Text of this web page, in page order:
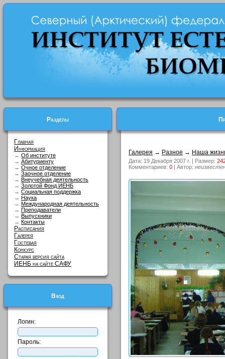
Разделы
Главная
Информация
→ Об институте
→ Абитуриенту
→ Очное отделение
→ Заочное отделение
→ Внеучебная деятельность
→ Золотой Фонд ИЕНБ
→ Социальная поддержка
→ Наука
→ Международная деятельность
→ Преподаватели
→ Выпускники
→ Контакты
Расписания
Галерея
Гостевая
Конкурс
Старая версия сайта
ИЕНБ на сайте САФУ
Вход
Логин:
Пароль:
Галерея → Разное → Наша
Дата: 19 Декабря 2007 г. | Размер:
Комментариев: 0 | Автор: